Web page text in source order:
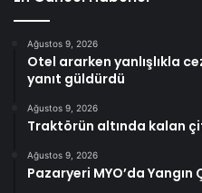
Ağustos 9, 2026
Otel ararken yanlışlıkla
yanıt güldürdü
Ağustos 9, 2026
Traktörün altında kalan
Ağustos 9, 2026
Pazaryeri MYO’da Yangın